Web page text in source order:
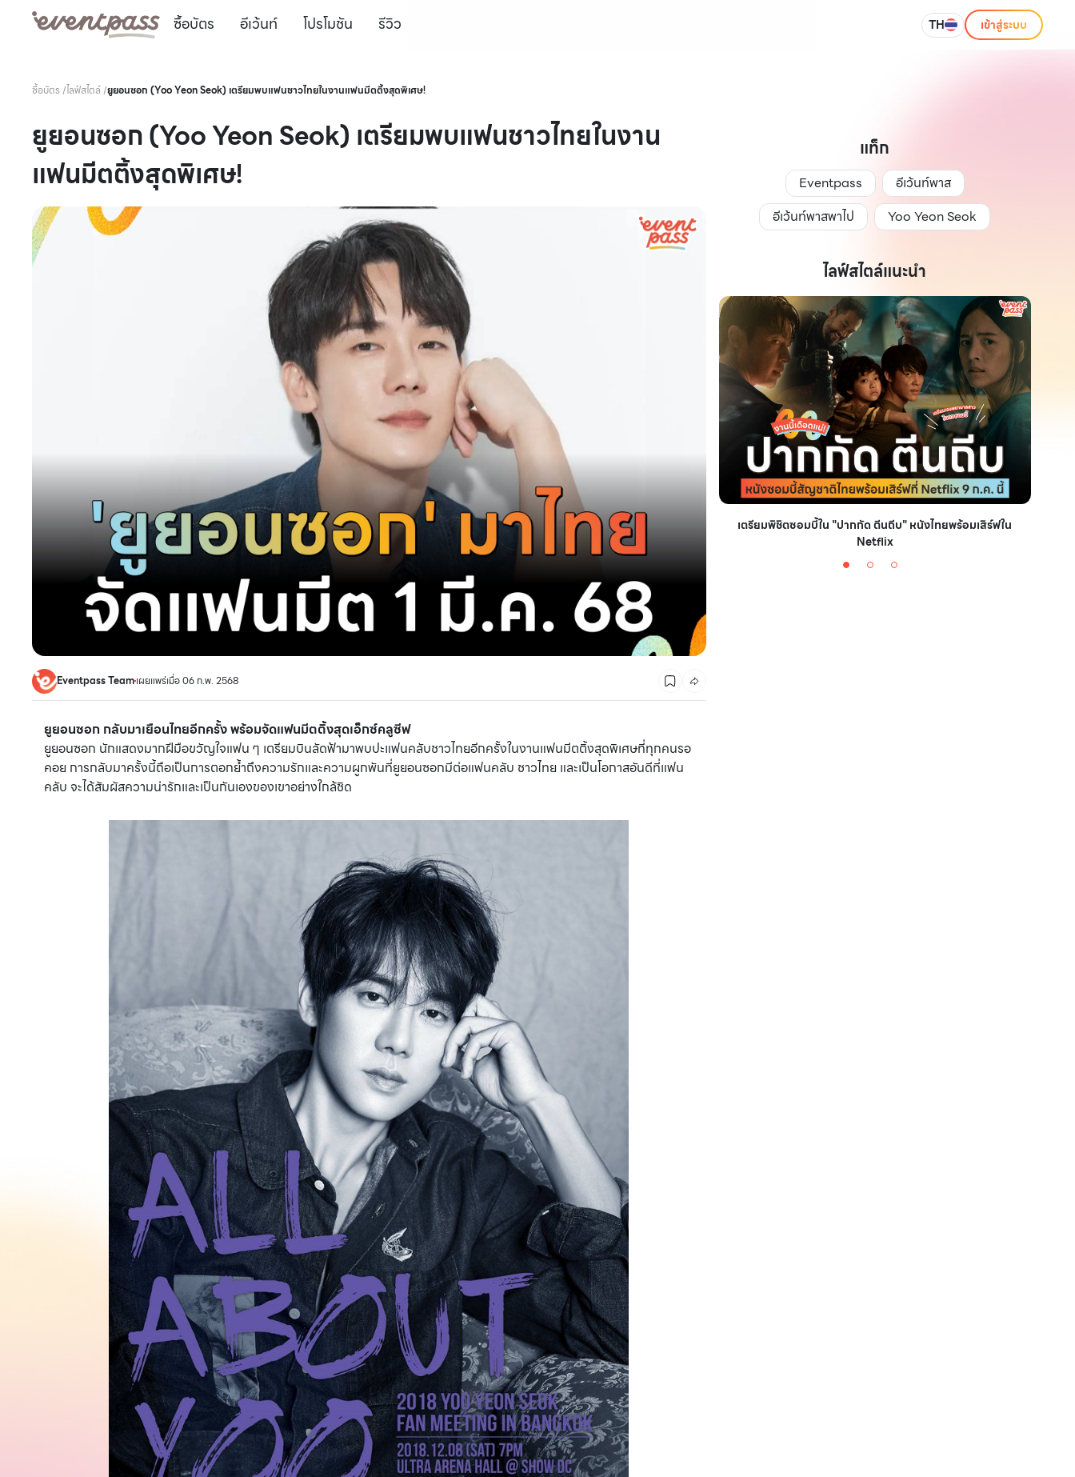
ซื้อบัตร อีเว้นท์ โปรโมชัน รีวิว TH เข้าสู่ระบบ
ซื้อบัตร /ไลฟ์สไตล์/ยูยอนซอก (Yoo Yeon Seok) เตรียมพบแฟนชาวไทยในงานแฟนมีตติ้งสุดพิเศษ!
ยูยอนซอก (Yoo Yeon Seok) เตรียมพบแฟนชาวไทยในงาน
แฟนมีตติ้งสุดพิเศษ!
Eventpass Teamเผยแพร่เมื่อ 06 ก.พ. 2568
ยูยอนซอก กลับมาเยือนไทยอีกครั้ง พร้อมจัดแฟนมีตติ้งสุดเอ็กซ์คลูซีฟ
ยูยอนซอก นักแสดงมากฝีมือขวัญใจแฟน ๆ เตรียมบินลัดฟ้ามาพบปะแฟนคลับชาวไทยอีกครั้งในงานแฟนมีตติ้งสุดพิเศษที่ทุกคนรอ
คอย การกลับมาครั้งนี้ถือเป็นการตอกย้ำถึงความรักและความผูกพันที่ยูยอนซอกมีต่อแฟนคลับ ชาวไทย และเป็นโอกาสอันดีที่แฟน
คลับ จะได้สัมผัสความน่ารักและเป็นกันเองของเขาอย่างใกล้ชิด
แท็ก
Eventpass
อีเว้นท์พาส
อีเว้นท์พาสพาไป
Yoo Yeon Seok
ไลฟ์สไตล์แนะนำ
พิกัดที่เที่ยวตาม 12 ปีเกิด 2568 ตามฉบับศาสตร์จีน
เตรียมพิชิตซอมบี้ใน "ปากกัด ตีนถีบ" หนังไทยพร้อมเสิร์ฟใน
Netflix